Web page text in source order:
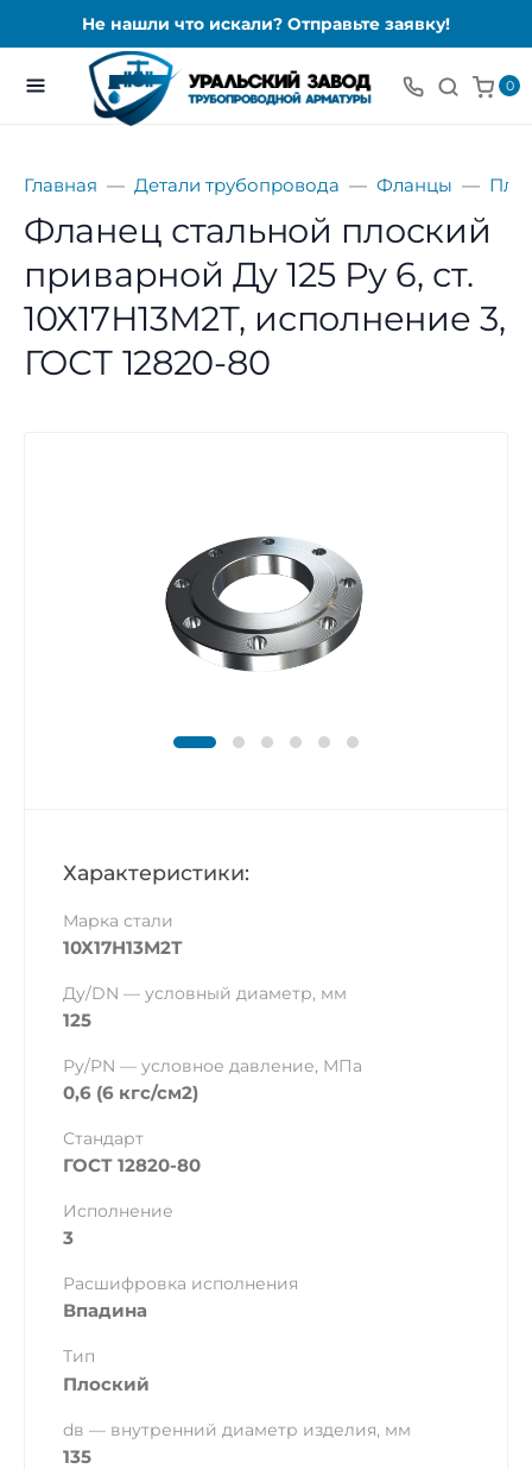
Не нашли что искали? Отправьте заявку!
0
Главная Детали трубопровода Фланцы
Фланец стальной плоский
приварной Ду 125 Ру 6, ст.
10Х17Н13М2Т, исполнение 3,
ГОСТ 12820-80
Характеристики:
Марка стали
10Х17Н13М2Т
Ду/DN — условный диаметр, мм
125
Ру/PN — условное давление, МПа
0,6 (6 кгс/см2)
Стандарт
ГОСТ 12820-80
Исполнение
3
Расшифровка исполнения
Впадина
Тип
Плоский
dв — внутренний диаметр изделия, мм
135